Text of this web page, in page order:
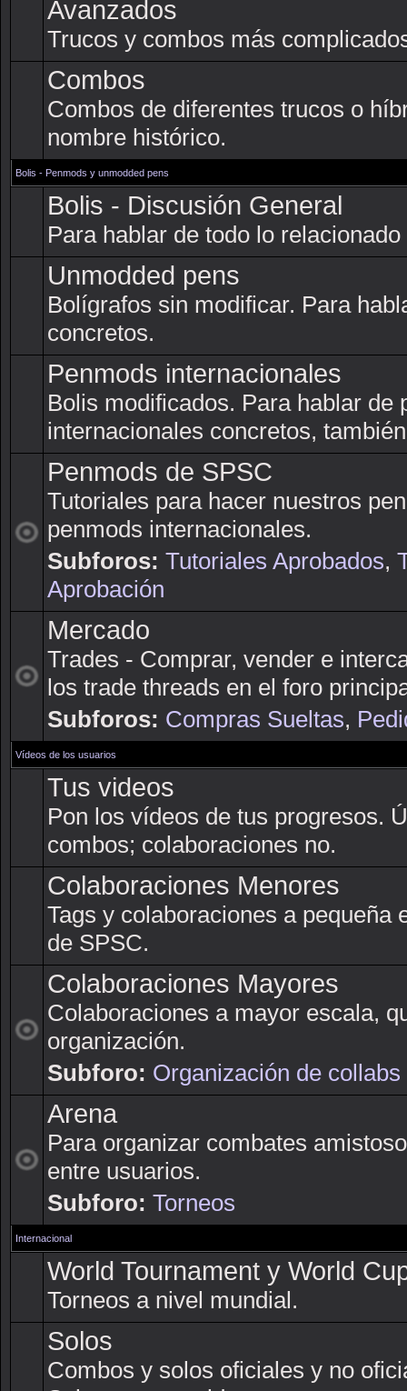
Avanzados
Trucos y combos más
Combos
Combos de diferentes trucos o
nombre histórico.
Bolis - Penmods y unmodded pens
Bolis - Discusión General
Para hablar de todo lo
Unmodded pens
Bolígrafos sin modificar. Para
concretos.
Penmods internacionales
Bolis modificados. Para hablar de
internacionales concretos,
Penmods de SPSC
Tutoriales para hacer nuestros
penmods internacionales.
Subforos: Tutoriales Aprobados,
Aprobación
Mercado
Trades - Comprar, vender e
los trade threads en el foro
Subforos: Compras Sueltas,
Vídeos de los usuarios
Tus videos
Pon los vídeos de tus progresos.
combos; colaboraciones no.
Colaboraciones Menores
Tags y colaboraciones a pequeña
de SPSC.
Colaboraciones Mayores
Colaboraciones a mayor escala,
organización.
Subforo: Organización de collabs
Arena
Para organizar combates
entre usuarios.
Subforo: Torneos
Internacional
World Tournament y World
Torneos a nivel mundial.
Solos
Combos y solos oficiales y no